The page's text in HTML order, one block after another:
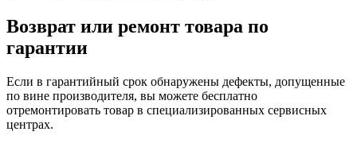
Возврат или ремонт товара по
гарантии
Если в гарантийный срок обнаружены дефекты, допущенные
по вине производителя, вы можете бесплатно
отремонтировать товар в специализированных сервисных
центрах.